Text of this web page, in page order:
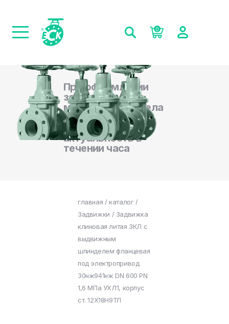
0
При оформлении
заказа на сайте,
менеджеры отдела
продаж
подтверждают
актуальность в
течении часа
главная / каталог/
Задвижки / Задвижка
клиновая литая ЗКЛ с
выдвижным
шпинделем фланцевая
под электропривод
30нж941нж DN 600 PN
1,6 МПа УХЛ1, корпус
ст. 12Х18Н9ТЛ